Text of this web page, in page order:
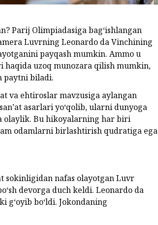
Parij Olimpiadasiga bag‘ishlangan
Luvrning Leonardo da Vinchining
payqash mumkin. Ammo u
haqida uzoq munozara qilish mumkin,
paytni biladi.
va ehtiroslar mavzusiga aylangan
asarlari yo‘qolib, ularni dunyoga
olaylik. Bu hikoyalarning har biri
odamlarni birlashtirish qudratiga ega
sokinligidan nafas olayotgan Luvr
devorga duch keldi. Leonardo da
g‘oyib bo‘ldi. Jokondaning